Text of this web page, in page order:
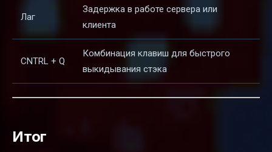
Лаг
Задержка в работе сервера или
клиента
CNTRL + Q
Комбинация клавиш для быстрого
выкидывания стэка
Итог